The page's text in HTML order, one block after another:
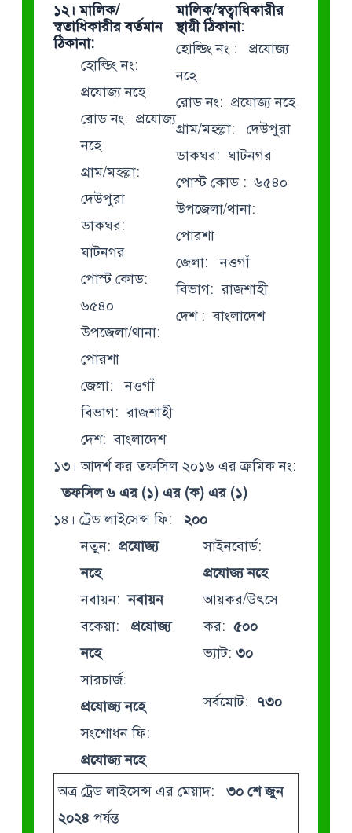
১২। মালিক/
স্বতাধিকারীর বর্তমান
ঠিকানা:
হোল্ডিং নং:
প্রযোজ্য নহে
রোড নং: প্রযোজ্য
নহে
গ্রাম/মহল্লা:
দেউপুরা
ডাকঘর:
ঘাটনগর
পোস্ট কোড:
৬৫৪০
উপজেলা/থানা:
পোরশা
জেলা: নওগাঁ
বিভাগ: রাজশাহী
দেশ: বাংলাদেশ
মালিক/স্বত্বাধিকারীর
স্থায়ী ঠিকানা:
হোল্ডিং নং : প্রযোজ্য
নহে
রোড নং: প্রযোজ্য নহে
গ্রাম/মহল্লা: দেউপুরা
ডাকঘর: ঘাটনগর
পোস্ট কোড : ৬৫৪০
উপজেলা/থানা:
পোরশা
জেলা: নওগাঁ
বিভাগ: রাজশাহী
দেশ : বাংলাদেশ
১৩। আদর্শ কর তফসিল ২০১৬ এর ক্রমিক নং:
তফসিল ৬ এর (১) এর (ক) এর (১)
১৪। ট্রেড লাইসেন্স ফি:
২০০
নতুন: প্রযোজ্য
নহে
নবায়ন: নবায়ন
বকেয়া: প্রযোজ্য
নহে
সারচার্জ:
প্রযোজ্য নহে
সংশোধন ফি:
প্রযোজ্য নহে
সাইনবোর্ড:
প্রযোজ্য নহে
আয়কর/উৎসে
কর: ৫০০
ভ্যাট: ৩০
সর্বমোট: ৭৩০
অত্র ট্রেড লাইসেন্স এর মেয়াদ: ৩০ শে জুন
২০২৪ পর্যন্ত